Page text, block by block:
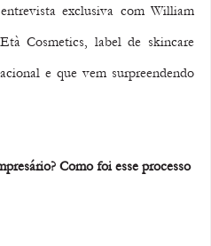
exclusiva com William
Cosmetics, label de skincare
e que vem surpreendendo
Como foi esse processo